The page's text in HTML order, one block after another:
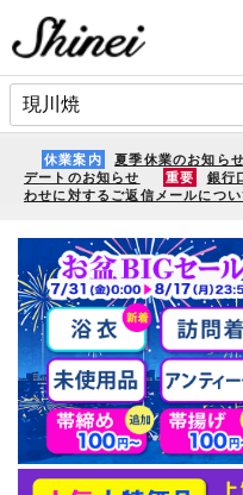
休業案内 夏季休業のお知ら
デートのお知らせ
重要 銀行
わせに対するご返信メールについ